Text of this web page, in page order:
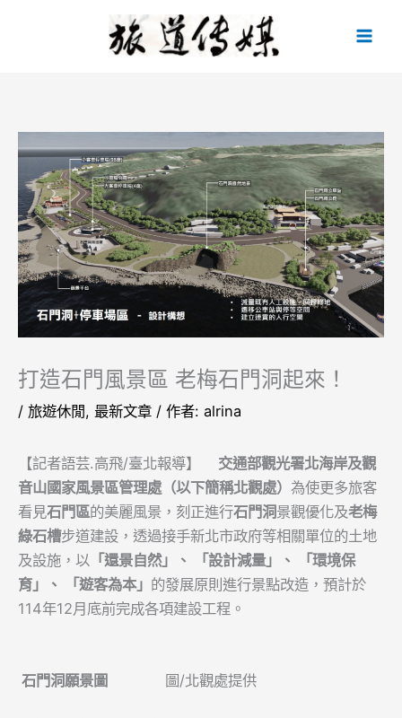
打造石門風景區 老梅石門洞起來！
/ 旅遊休閒, 最新文章 / 作者: alrina
【記者語芸.高飛/臺北報導】 交通部觀光署北海岸及觀
音山國家風景區管理處（以下簡稱北觀處） 為使更多旅客
看見石門區的美麗風景，刻正進行石門洞景觀優化及老梅
綠石槽步道建設，透過接手新北市政府等相關單位的土地
及設施，以 「還景自然」、 「設計減量」、 「環境保
育」、 「遊客為本」 的發展原則進行景點改造，預計於
114年12月底前完成各項建設工程。
石門洞願景圖 圖/北觀處提供